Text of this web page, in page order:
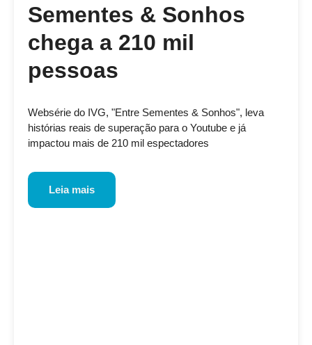
Sementes & Sonhos
chega a 210 mil
pessoas
Websérie do IVG, "Entre Sementes & Sonhos", leva
histórias reais de superação para o Youtube e já
impactou mais de 210 mil espectadores
Leia mais